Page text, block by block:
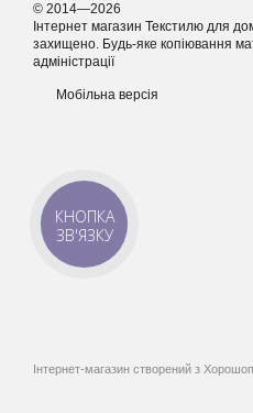
© 2014—2026
Інтернет магазин Текстилю для
захищено. Будь-яке копіювання
адміністрації
Мобільна версія
Інтернет-магазин створений з Хорошоп
КНОПКА
ЗВ'ЯЗКУ